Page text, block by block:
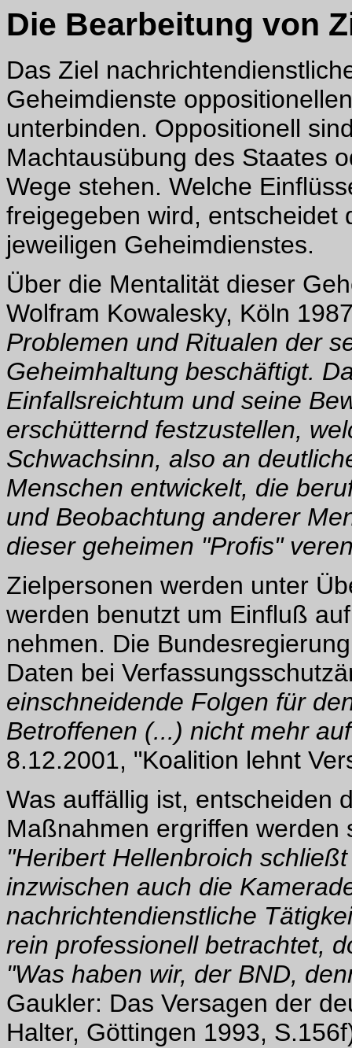
Die Bearbeitung von
Das Ziel
Geheimdienste
unterbinden. Oppositionell
Machtausübung des Staates
Wege stehen. Welche
freigegeben wird, entscheidet
jeweiligen Geheimdienstes.
Über die Mentalität dieser
Wolfram Kowalesky, Köln
Problemen und Ritualen der
Geheimhaltung beschäftigt.
Einfallsreichtum und seine
erschütternd festzustellen,
Schwachsinn, also an
Menschen entwickelt, die
und Beobachtung anderer
dieser geheimen "Profis"
Zielpersonen werden unter
werden benutzt um Einfluß
nehmen. Die
Daten bei
einschneidende Folgen für
Betroffenen (...) nicht mehr
8.12.2001, "Koalition lehnt
Was auffällig ist, entscheiden
Maßnahmen ergriffen werden
"Heribert Hellenbroich
inzwischen auch die
nachrichtendienstliche
rein professionell betrachtet,
"Was haben wir, der BND,
Gaukler: Das Versagen der
Halter, Göttingen 1993,